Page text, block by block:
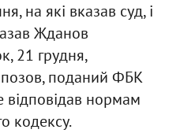
на які вказав суд, і
Жданов
21 грудня,
позов, поданий ФБК
відповідав нормам
кодексу.